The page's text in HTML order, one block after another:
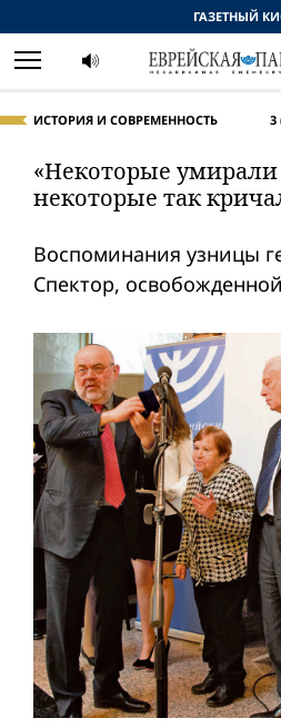
ИСТОРИЯ И СОВРЕМЕННОСТЬ 3
«Некоторые умирали
некоторые так
Воспоминания узницы
Спектор,
ГАЗЕТНЫЙ